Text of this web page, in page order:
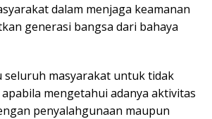
dalam menjaga keamanan
generasi bangsa dari bahaya
seluruh masyarakat untuk tidak
mengetahui adanya aktivitas
penyalahgunaan maupun